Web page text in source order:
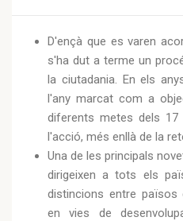
D'ençà que es varen
s'ha dut a terme un
la ciutadania. En els
l'any marcat com a
diferents metes dels 17
l'acció, més enllà de la
Una de les principals
dirigeixen a tots els
distincions entre països
en vies de